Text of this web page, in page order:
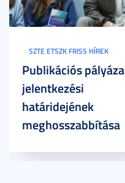
SZTE ETSZK FRISS HÍREK
Publikációs
jelentkezési
határidejének
meghosszabbítása